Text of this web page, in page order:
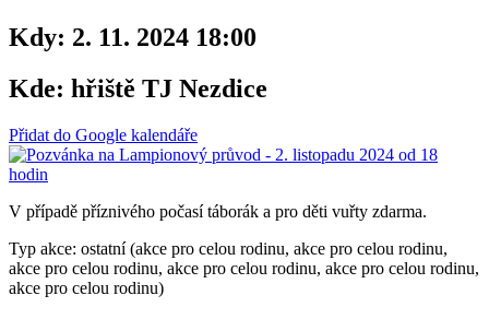
Kdy: 2. 11. 2024 18:00
Kde: hřiště TJ Nezdice
Přidat do Google kalendáře
V případě příznivého počasí táborák a pro děti vuřty zdarma.
Typ akce: ostatní (akce pro celou rodinu, akce pro celou rodinu,
akce pro celou rodinu, akce pro celou rodinu, akce pro celou rodinu,
akce pro celou rodinu)